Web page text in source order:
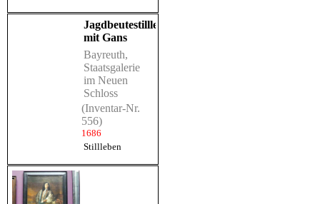
Jagdbeutestillleben
mit Gans
Bayreuth,
Staatsgalerie
im Neuen
Schloss
(Inventar-Nr.
556)
1686
Stillleben